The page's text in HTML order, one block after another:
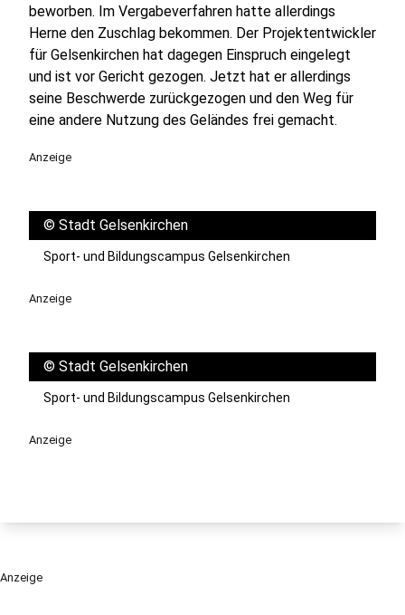
beworben. Im Vergabeverfahren hatte allerdings
Herne den Zuschlag bekommen. Der Projektentwickler
für Gelsenkirchen hat dagegen Einspruch eingelegt
und ist vor Gericht gezogen. Jetzt hat er allerdings
seine Beschwerde zurückgezogen und den Weg für
eine andere Nutzung des Geländes frei gemacht.
Anzeige
© Stadt Gelsenkirchen
Sport- und Bildungscampus Gelsenkirchen
Anzeige
© Stadt Gelsenkirchen
Sport- und Bildungscampus Gelsenkirchen
Anzeige
Anzeige